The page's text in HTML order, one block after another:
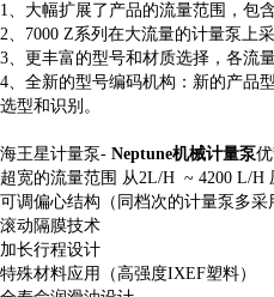
1、大幅扩展了产品的流量范围，包
2、7000 Z系列在大流量的计量泵上
3、更丰富的型号和材质选择，各流
4、全新的型号编码机构：新的产品
选型和识别。
海王星计量泵- Neptune机械计量泵优
超宽的流量范围 从2L/H ~ 4200 L/H
可调偏心结构（同档次的计量泵多采
滚动隔膜技术
加长行程设计
特殊材料应用（高强度IXEF塑料）